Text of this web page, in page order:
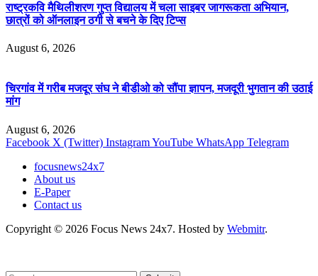
राष्ट्रकवि मैथिलीशरण गुप्त विद्यालय में चला साइबर जागरूकता अभियान,
छात्रों को ऑनलाइन ठगी से बचने के दिए टिप्स
August 6, 2026
चिरगांव में गरीब मजदूर संघ ने बीडीओ को सौंपा ज्ञापन, मजदूरी भुगतान की उठाई
मांग
August 6, 2026
Facebook X (Twitter) InstagramYouTube WhatsApp Telegram
focusnews24x7
About us
E-Paper
Contact us
Copyright © 2026 Focus News 24x7. Hosted by Webmitr.